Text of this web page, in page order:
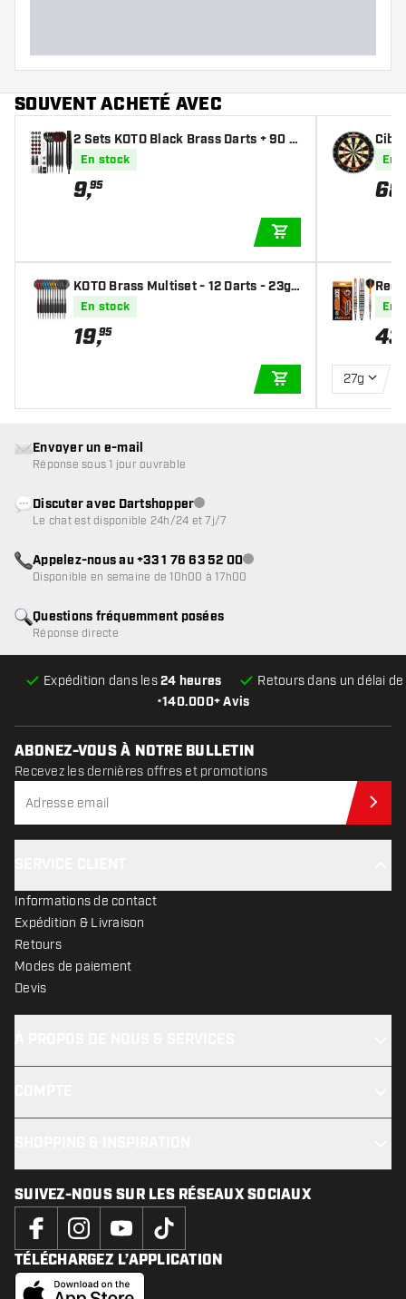
SOUVENT ACHETÉ AVEC
2 Sets KOTO Black Brass Darts + 90 P
ieces Accessories - Fléchettes pointe
Acier
En stock
9,95
KOTO Brass Multiset - 12 Darts - 23g -
Fléchettes pointe Acier
En stock
19,95
AJOUTER AU
lleEn
68
Red
En
43
27g
•140.000+ Avis
Expédition dans les24 heures Retours dans un délai de
Questions fréquemment posées
Réponse directe
Envoyer un e-mail
Réponse sous 1 jour ouvrable
Discuter avec DartshopperService client indisponible
Le chat est disponible 24h/24 et 7j/7
Appelez-nous au +33 1 76 63 52 00Service client indisponible
Disponible en semaine de 10h00 à 17h00
ABONEZ-VOUS À NOTRE BULLETIN
Recevez les dernières offres et promotions
Informations de contact
Expédition & Livraison
Retours
Modes de paiement
Devis
SUIVEZ-NOUS SUR LES RÉSEAUX SOCIAUX
TÉLÉCHARGEZ L’APPLICATION